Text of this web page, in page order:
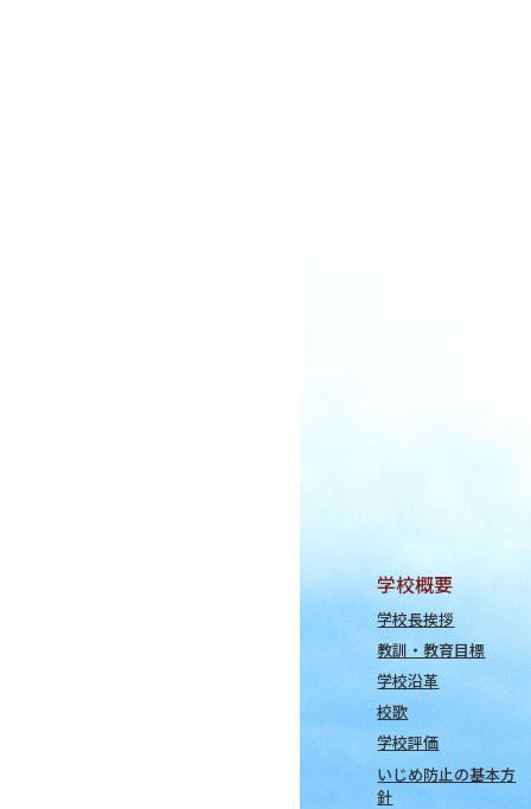
学校概要
学校長挨拶
教訓・教育目標
学校沿革
校歌
学校評価
いじめ防止の基本方
針